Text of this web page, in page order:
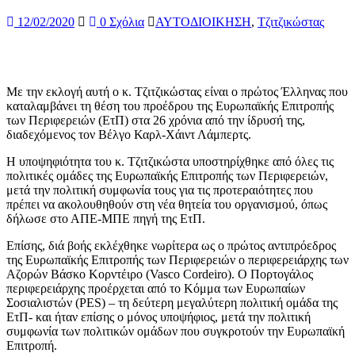
12/02/2020 0 Σχόλια ΑΥΤΟΔΙΟΙΚΗΣΗ, Τζιτζικώστας
Με την εκλογή αυτή ο κ. Τζιτζικώστας είναι ο πρώτος Έλληνας που
καταλαμβάνει τη θέση του προέδρου της Ευρωπαϊκής Επιτροπής
των Περιφερειών (ΕτΠ) στα 26 χρόνια από την ίδρυσή της,
διαδεχόμενος τον Βέλγο Καρλ-Χάιντ Λάμπερτς.
Η υποψηφιότητα του κ. Τζιτζικώστα υποστηρίχθηκε από όλες τις
πολιτικές ομάδες της Ευρωπαϊκής Επιτροπής των Περιφερειών,
μετά την πολιτική συμφωνία τους για τις προτεραιότητες που
πρέπει να ακολουθηθούν στη νέα θητεία του οργανισμού, όπως
δήλωσε στο ΑΠΕ-ΜΠΕ πηγή της ΕτΠ.
Επίσης, διά βοής εκλέχθηκε νωρίτερα ως ο πρώτος αντιπρόεδρος
της Ευρωπαϊκής Επιτροπής των Περιφερειών ο περιφερειάρχης των
Αζορών Βάσκο Κορντέιρο (Vasco Cordeiro). Ο Πορτογάλος
περιφερειάρχης προέρχεται από το Κόμμα των Ευρωπαίων
Σοσιαλιστών (PES) – τη δεύτερη μεγαλύτερη πολιτική ομάδα της
ΕτΠ- και ήταν επίσης ο μόνος υποψήφιος, μετά την πολιτική
συμφωνία των πολιτικών ομάδων που συγκροτούν την Ευρωπαϊκή
Επιτροπή.